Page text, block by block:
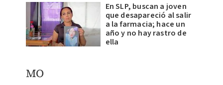
En SLP, buscan a joven
que desapareció al salir
a la farmacia; hace un
año y no hay rastro de
ella
MO